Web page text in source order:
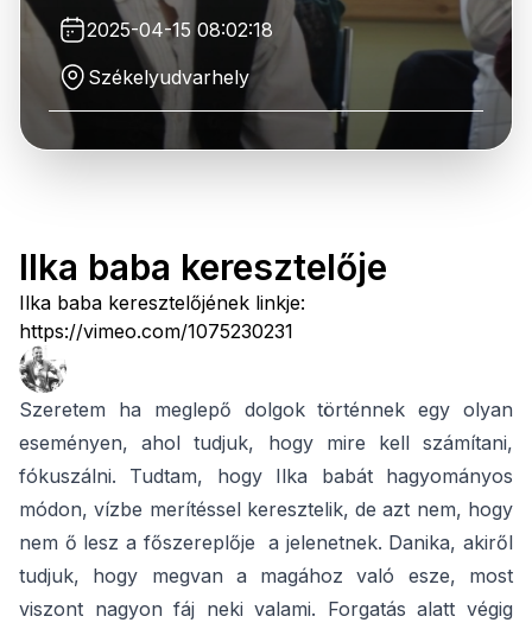
2025-04-15 08:02:18
Székelyudvarhely
Ilka baba keresztelője
Ilka baba keresztelőjének linkje:
https://vimeo.com/1075230231
Szeretem ha meglepő dolgok történnek egy olyan
eseményen, ahol tudjuk, hogy mire kell számítani,
fókuszálni. Tudtam, hogy Ilka babát hagyományos
módon, vízbe merítéssel keresztelik, de azt nem, hogy
nem ő lesz a főszereplője a jelenetnek. Danika, akiről
tudjuk, hogy megvan a magához való esze, most
viszont nagyon fáj neki valami. Forgatás alatt végig